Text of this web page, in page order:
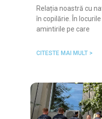
Relația noastră cu
în copilărie. În
amintirile pe care
CITESTE MAI MULT >